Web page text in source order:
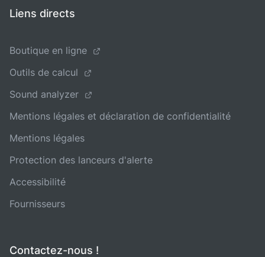
Liens directs
Boutique en ligne
Outils de calcul
Sound analyzer
Mentions légales et déclaration de confidentialité
Mentions légales
Protection des lanceurs d'alerte
Accessibilité
Fournisseurs
Contactez-nous !